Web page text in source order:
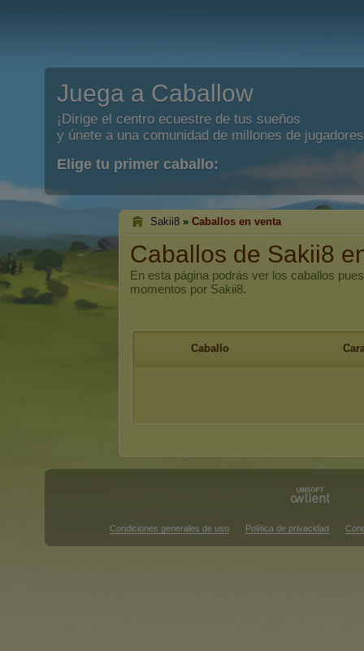
Juega a Caballow
¡Dirige el centro ecuestre de tus sueños
y únete a una comunidad de millones de
Elige tu primer caballo:
Sakii8 » Caballos en venta
Caballos de Sakii8
En esta página podrás ver los caballos
momentos por Sakii8.
Caballo
Condiciones generales de uso Política de privacidad